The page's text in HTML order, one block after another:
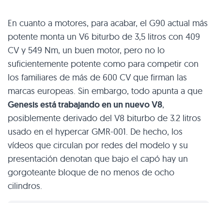
En cuanto a motores, para acabar, el G90 actual más
potente monta un V6 biturbo de 3,5 litros con 409
CV y 549 Nm, un buen motor, pero no lo
suficientemente potente como para competir con
los familiares de más de 600 CV que firman las
marcas europeas. Sin embargo, todo apunta a que
Genesis está trabajando en un nuevo V8,
posiblemente derivado del V8 biturbo de 3.2 litros
usado en el hypercar GMR-001. De hecho, los
vídeos que circulan por redes del modelo y su
presentación denotan que bajo el capó hay un
gorgoteante bloque de no menos de ocho
cilindros.